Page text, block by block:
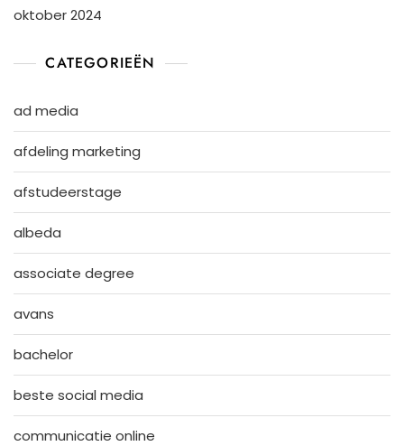
oktober 2024
CATEGORIEËN
ad media
afdeling marketing
afstudeerstage
albeda
associate degree
avans
bachelor
beste social media
communicatie online